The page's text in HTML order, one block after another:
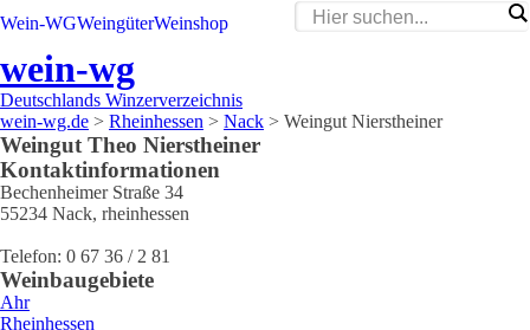
Wein-WGWeingüterWeinshop
wein-wg
Deutschlands Winzerverzeichnis
wein-wg.de > Rheinhessen > Nack > Weingut Nierstheiner
Weingut Theo Nierstheiner
Kontaktinformationen
Bechenheimer Straße 34
55234 Nack, rheinhessen
Telefon: 0 67 36 / 2 81
Weinbaugebiete
Ahr
Rheinhessen